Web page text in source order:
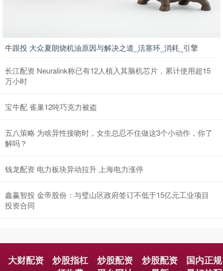
牛跟投 大众夏朗烧机油原因与解决之道_活塞环_消耗_引擎
长江配资 Neuralink称已有12人植入其脑机芯片，累计使用超15
万小时
宝牛配 雀巢12吨巧克力被盗
五八策略 为啥异性接吻时，女生总忍不住做这3个小动作，你了
解吗？
钱龙配资 电力板块异动拉升 上海电力涨停
鑫赢智投 金帝股份：与璧山区政府签订不低于15亿元工业项目
投资合同
大财配资
炒股指杠
炒股配资
炒股配资
国内正规